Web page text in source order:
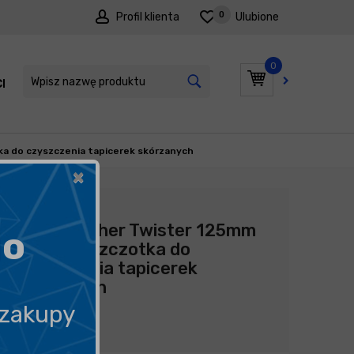
Profil klienta Ulubione
0
0
PROMOCJE
do czyszczenia tapicerek skórzanych
Producent: ADBL
ADBL Leather Twister 125mm
- okrągła szczotka do
czyszczenia tapicerek
skórzanych
56,90
×